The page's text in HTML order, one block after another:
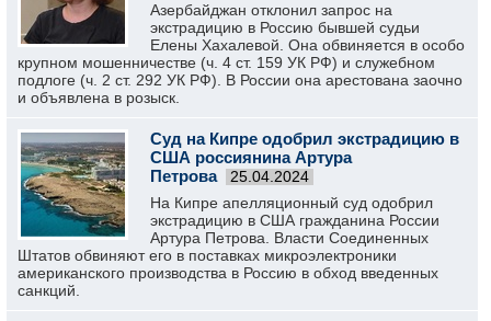
Азербайджан отклонил запрос на
экстрадицию в Россию бывшей судьи
Елены Хахалевой. Она обвиняется в особо
крупном мошенничестве (ч. 4 ст. 159 УК РФ) и служебном
подлоге (ч. 2 ст. 292 УК РФ). В России она арестована заочно
и объявлена в розыск.
Суд на Кипре одобрил экстрадицию в
США россиянина Артура
Петрова
25.04.2024
На Кипре апелляционный суд одобрил
экстрадицию в США гражданина России
Артура Петрова. Власти Соединенных
Штатов обвиняют его в поставках микроэлектроники
американского производства в Россию в обход введенных
санкций.